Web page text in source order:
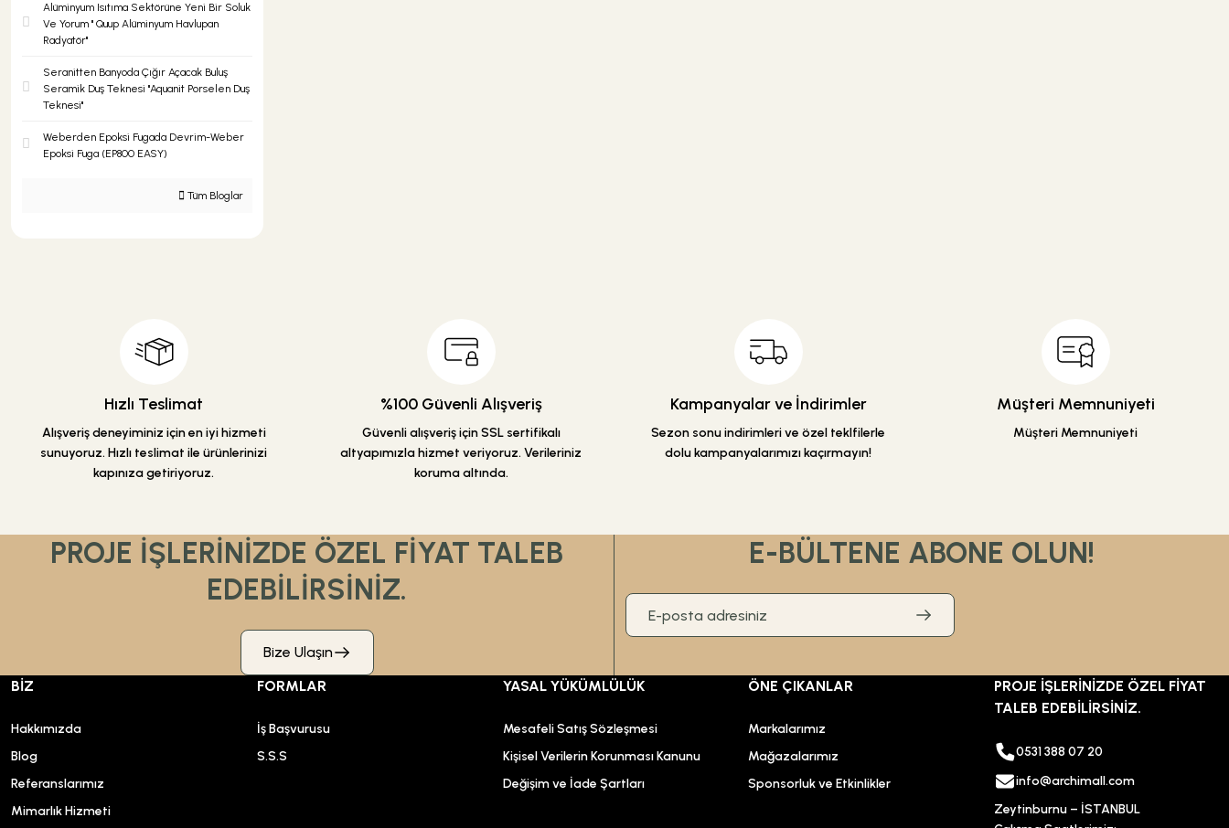
Alüminyum Isıtıma Sektörüne Yeni Bir Soluk
Ve Yorum '' Quup Alüminyum Havlupan
Radyatör''
Seranitten Banyoda Çığır Açacak Buluş
Seramik Duş Teknesi ''Aquanit Porselen Duş
Teknesi''
Weberden Epoksi Fugada Devrim-Weber
Epoksi Fuga (EP800 EASY)
Tüm Bloglar
Hızlı Teslimat
Alışveriş deneyiminiz için en iyi hizmeti
sunuyoruz. Hızlı teslimat ile ürünlerinizi
kapınıza getiriyoruz.
%100 Güvenli Alışveriş
Güvenli alışveriş için SSL sertifikalı
altyapımızla hizmet veriyoruz. Verileriniz
koruma altında.
Kampanyalar ve İndirimler
Sezon sonu indirimleri ve özel teklfilerle
dolu kampanyalarımızı kaçırmayın!
Müşteri Memnuniyeti
Müşteri Memnuniyeti
PROJE İŞLERİNİZDE ÖZEL FİYAT TALEB
EDEBİLİRSİNİZ.
Bize Ulaşın
E-BÜLTENE ABONE OLUN!
BİZ
Hakkımızda
Blog
Referanslarımız
Mimarlık Hizmeti
FORMLAR
İş Başvurusu
S.S.S
YASAL YÜKÜMLÜLÜK
Mesafeli Satış Sözleşmesi
Kişisel Verilerin Korunması Kanunu
Değişim ve İade Şartları
ÖNE ÇIKANLAR
Markalarımız
Mağazalarımız
Sponsorluk ve Etkinlikler
PROJE İŞLERİNİZDE ÖZEL FİYAT
TALEB EDEBİLİRSİNİZ.
0531 388 07 20
info@archimall.com
Zeytinburnu – İSTANBUL